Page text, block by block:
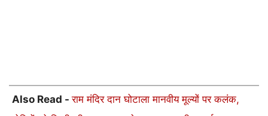
Also Read -राम मंदिर दान घोटाला मानवीय मूल्यों पर कलंक,